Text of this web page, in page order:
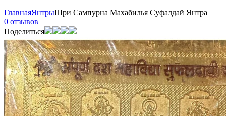
ГлавнаяЯнтрыШри Сампурна Махабилья Суфалдай Янтра
0 отзывов
Поделиться